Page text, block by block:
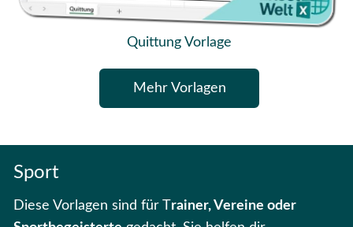
Quittung Vorlage
Mehr Vorlagen
Sport
Diese Vorlagen sind für T rainer, Vereine oder